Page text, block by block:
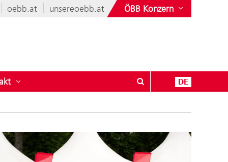
oebb.at unsereoebb.at ÖBB Konzern
öffnen für Vielfältige ÖBB
Untermenü öffnen für Kontakt DE